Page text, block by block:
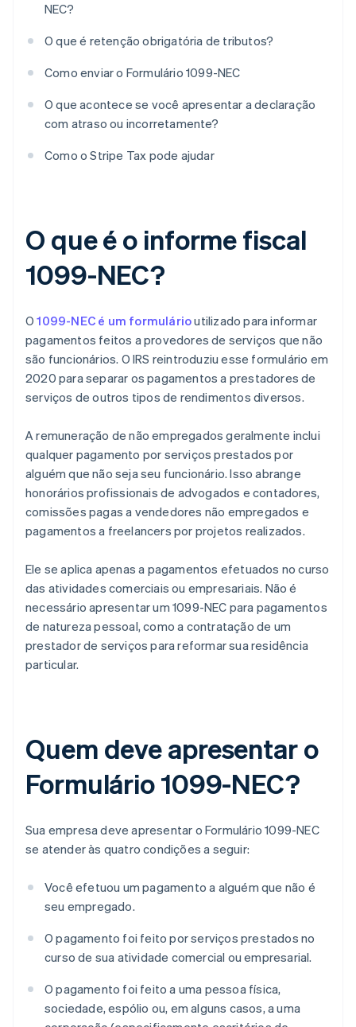
NEC?
O que é retenção obrigatória de tributos?
Como enviar o Formulário 1099-NEC
O que acontece se você apresentar a declaração
com atraso ou incorretamente?
Como o Stripe Tax pode ajudar
O que é o informe fiscal
1099-NEC?
O1099-NEC é um formulárioutilizado para informar
pagamentos feitos a provedores de serviços que não
são funcionários. O IRS reintroduziu esse formulário em
2020 para separar os pagamentos a prestadores de
serviços de outros tipos de rendimentos diversos.
A remuneração de não empregados geralmente inclui
qualquer pagamento por serviços prestados por
alguém que não seja seu funcionário. Isso abrange
honorários profissionais de advogados e contadores,
comissões pagas a vendedores não empregados e
pagamentos a freelancers por projetos realizados.
Ele se aplica apenas a pagamentos efetuados no curso
das atividades comerciais ou empresariais. Não é
necessário apresentar um 1099-NEC para pagamentos
de natureza pessoal, como a contratação de um
prestador de serviços para reformar sua residência
particular.
Quem deve apresentar o
Formulário 1099-NEC?
Sua empresa deve apresentar o Formulário 1099-NEC
se atender às quatro condições a seguir:
Você efetuou um pagamento a alguém que não é
seu empregado.
O pagamento foi feito por serviços prestados no
curso de sua atividade comercial ou empresarial.
O pagamento foi feito a uma pessoa física,
sociedade, espólio ou, em alguns casos, a uma